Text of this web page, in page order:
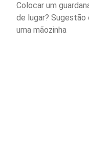
Colocar um
de lugar?
uma mãozinha